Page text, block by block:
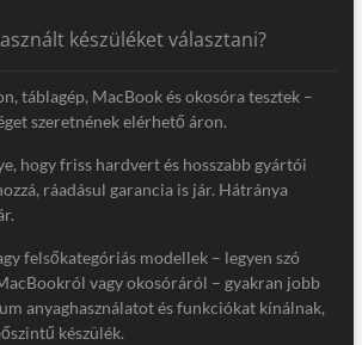
készüléket választani?
táblagép, MacBook és okosóra tesztek –
szeretnének elérhető áron.
hogy friss hardvert és hosszabb gyártói
ráadásul garancia is jár. Hátránya
felsőkategóriás modellek – legyen szó
vagy okosóráról – gyakran jobb
anyaghasználatot és funkciókat kínálnak,
készülék.